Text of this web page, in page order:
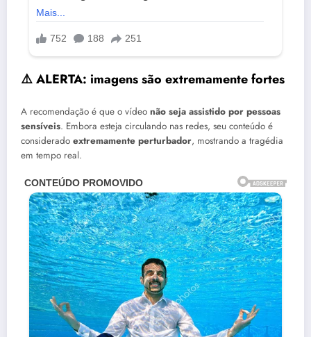
⚠️ ALERTA: imagens são extremamente fortes
A recomendação é que o vídeo não seja assistido por pessoas
sensíveis. Embora esteja circulando nas redes, seu conteúdo é
considerado extremamente perturbador, mostrando a tragédia
em tempo real.